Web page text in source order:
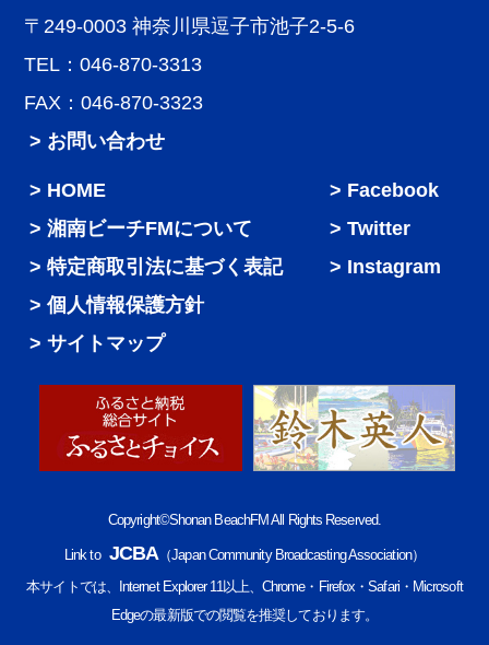
〒249-0003 神奈川県逗子市池子2-5-6
TEL：046-870-3313
FAX：046-870-3323
> お問い合わせ
HOME
湘南ビーチFMについて
特定商取引法に基づく表記
個人情報保護方針
サイトマップ
Facebook
Twitter
Instagram
Copyright©Shonan BeachFM All Rights Reserved.
Link to JCBA（Japan Community Broadcasting Association）
本サイトでは、Internet Explorer 11以上、Chrome・Firefox・Safari・Microsoft
Edgeの最新版での閲覧を推奨しております。